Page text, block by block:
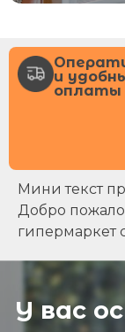
и
оплаты
Мини текст
Добро
гипермаркет
У вас